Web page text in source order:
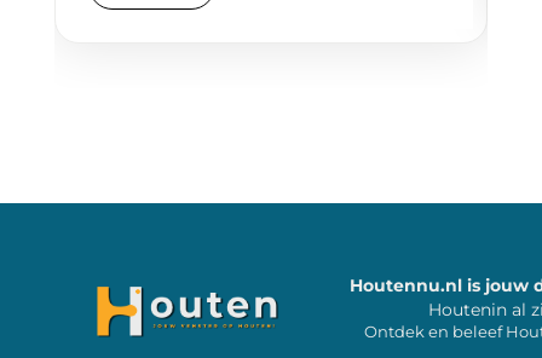
Houtennu.nl is jouw
Houtenin al
Ontdek en beleef